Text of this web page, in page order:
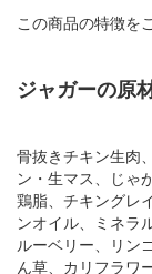
この商品の特徴を
ジャガーの原
骨抜きチキン生肉
ン・生マス、じゃ
鶏脂、チキングレ
ンオイル、ミネラ
ルーベリー、リン
ん草、カリフラワ